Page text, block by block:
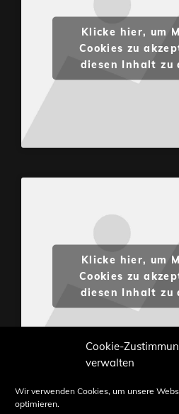
Cookie-
verwalten
Wir verwenden Cookies, um unsere
optimieren.
Klicke hier, um
Cookies zu
diesen Inhalt zu
Klicke hier, um
Cookies zu
diesen Inhalt zu